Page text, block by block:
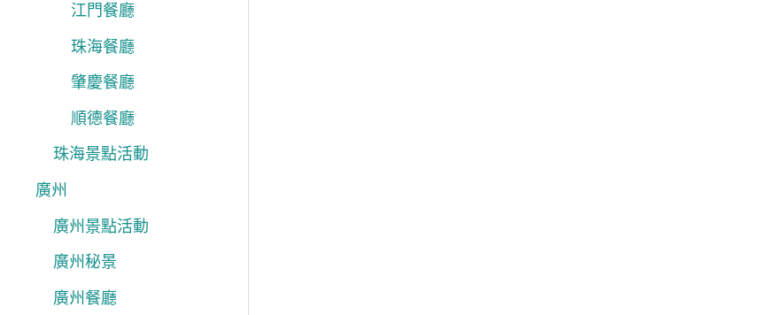
江門餐廳
珠海餐廳
肇慶餐廳
順德餐廳
珠海景點活動
廣州
廣州景點活動
廣州秘景
廣州餐廳